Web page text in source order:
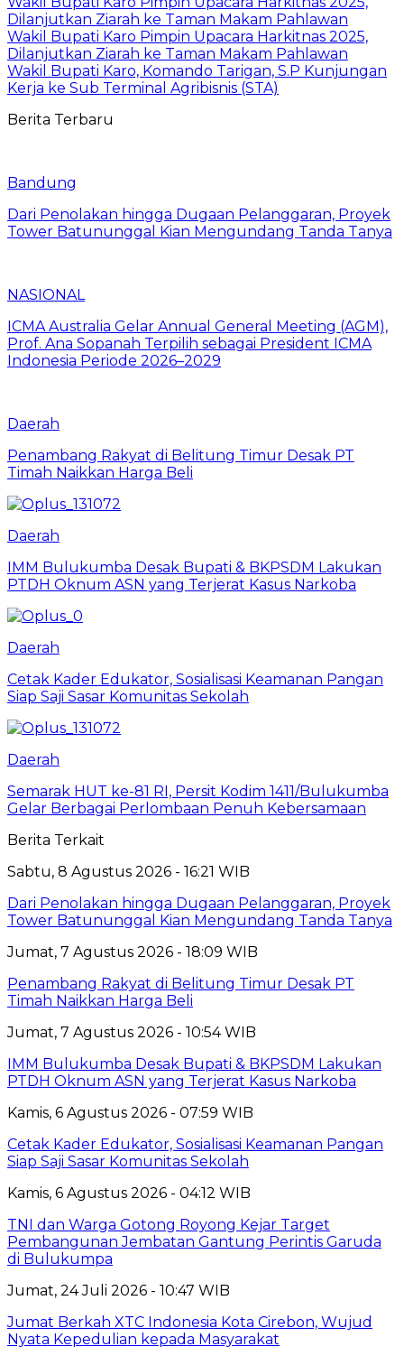
Dilanjutkan Ziarah ke Taman Makam Pahlawan
Wakil Bupati Karo Pimpin Upacara Harkitnas 2025,
Dilanjutkan Ziarah ke Taman Makam Pahlawan
Wakil Bupati Karo, Komando Tarigan, S.P Kunjungan
Kerja ke Sub Terminal Agribisnis (STA)
Berita Terbaru
Bandung
Dari Penolakan hingga Dugaan Pelanggaran, Proyek
Tower Batununggal Kian Mengundang Tanda Tanya
NASIONAL
ICMA Australia Gelar Annual General Meeting (AGM),
Prof. Ana Sopanah Terpilih sebagai President ICMA
Indonesia Periode 2026–2029
Daerah
Penambang Rakyat di Belitung Timur Desak PT
Timah Naikkan Harga Beli
Daerah
IMM Bulukumba Desak Bupati & BKPSDM Lakukan
PTDH Oknum ASN yang Terjerat Kasus Narkoba
Daerah
Cetak Kader Edukator, Sosialisasi Keamanan Pangan
Siap Saji Sasar Komunitas Sekolah
Daerah
Semarak HUT ke-81 RI, Persit Kodim 1411/Bulukumba
Gelar Berbagai Perlombaan Penuh Kebersamaan
Berita Terkait
Sabtu, 8 Agustus 2026 - 16:21 WIB
Dari Penolakan hingga Dugaan Pelanggaran, Proyek
Tower Batununggal Kian Mengundang Tanda Tanya
Jumat, 7 Agustus 2026 - 18:09 WIB
Penambang Rakyat di Belitung Timur Desak PT
Timah Naikkan Harga Beli
Jumat, 7 Agustus 2026 - 10:54 WIB
IMM Bulukumba Desak Bupati & BKPSDM Lakukan
PTDH Oknum ASN yang Terjerat Kasus Narkoba
Kamis, 6 Agustus 2026 - 07:59 WIB
Cetak Kader Edukator, Sosialisasi Keamanan Pangan
Siap Saji Sasar Komunitas Sekolah
Kamis, 6 Agustus 2026 - 04:12 WIB
TNI dan Warga Gotong Royong Kejar Target
Pembangunan Jembatan Gantung Perintis Garuda
di Bulukumpa
Jumat, 24 Juli 2026 - 10:47 WIB
Jumat Berkah XTC Indonesia Kota Cirebon, Wujud
Nyata Kepedulian kepada Masyarakat